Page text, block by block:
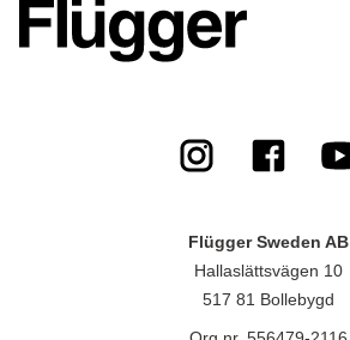
Flügger Sweden AB
Hallaslättsvägen 10
517 81 Bollebygd